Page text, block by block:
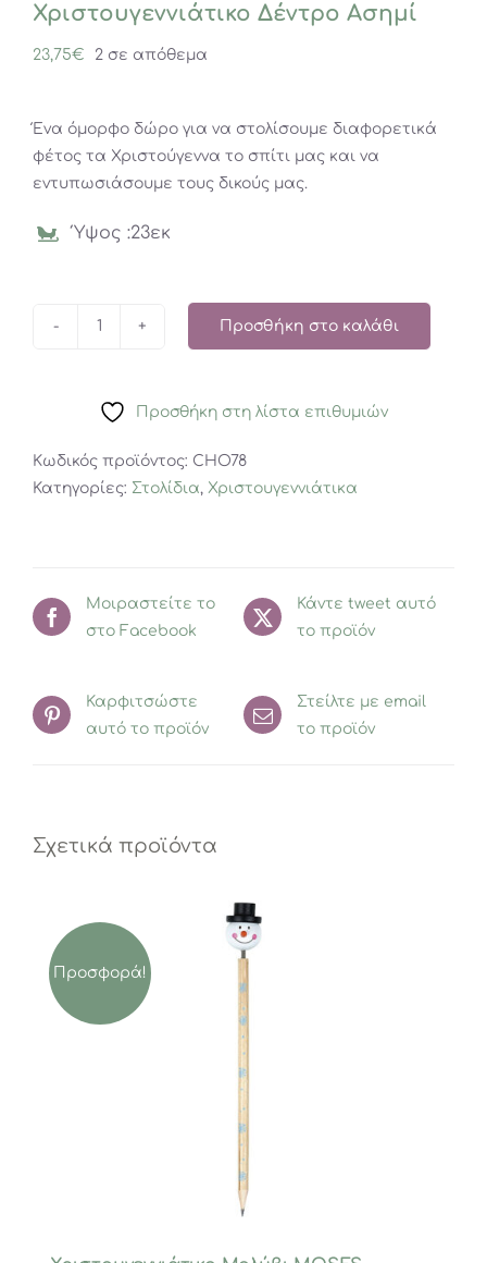
Χριστουγεννιάτικο Δέντρο Ασημί
23,75€ 2 σε απόθεμα
Ένα όμορφο δώρο για να στολίσουμε διαφορετικά
φέτος τα Χριστούγεννα το σπίτι μας και να
εντυπωσιάσουμε τους δικούς μας.
Ύψος :23εκ
Χριστουγεννιάτικο
ποσότητα
Προσθήκη στο καλάθι
Προσθήκη στη λίστα επιθυμιών
Κωδικός προϊόντος: CHO78
Κατηγορίες: Στολίδια, Χριστουγεννιάτικα
Μοιραστείτε το
στο Facebook
Κάντε tweet αυτό
το προϊόν
Καρφιτσώστε
αυτό το προϊόν
Στείλτε με email
το προϊόν
Σχετικά προϊόντα
Προσφορά!